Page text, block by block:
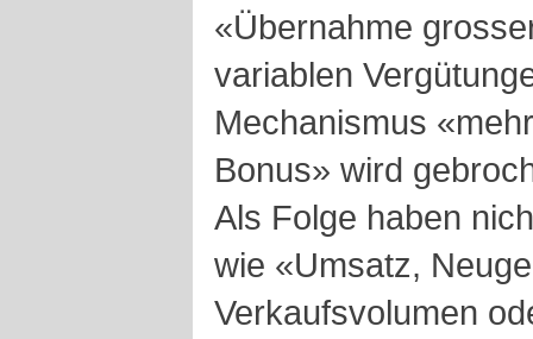
«Übernahme
variablen
Mechanismus
Bonus» wird
Als Folge haben
wie «Umsatz,
Verkaufsvolumen